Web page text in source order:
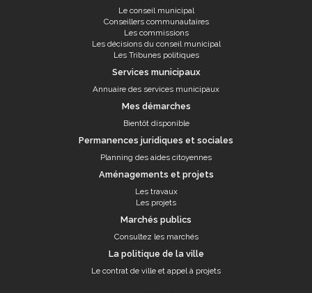
Le conseil municipal
Conseillers communautaires
Les commissions
Les décisions du conseil municipal
Les Tribunes politiques
Services municipaux
Annuaire des services municipaux
Mes démarches
Bientôt disponible
Permanences juridiques et sociales
Planning des aides citoyennes
Aménagements et projets
Les travaux
Les projets
Marchés publics
Consultez les marchés
La politique de la ville
Le contrat de ville et appel à projets